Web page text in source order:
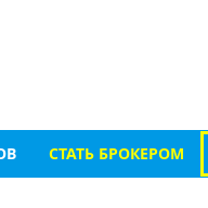
СТАТЬ БРОКЕРОМ